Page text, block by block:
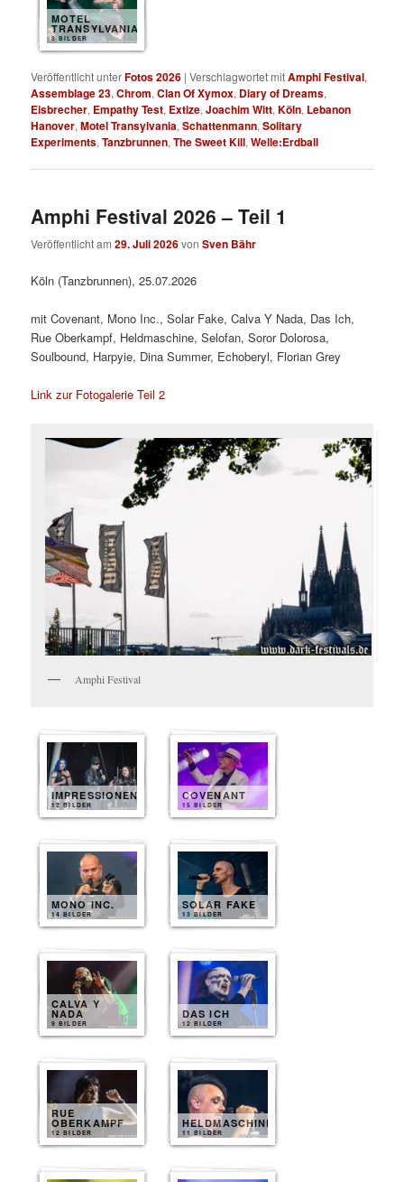
MOTEL
TRANSYLVANIA
8 BILDER
Veröffentlicht unterFotos 2026 |Verschlagwortet mitAmphi Festival,
Assemblage 23,Chrom,Clan Of Xymox, Diary of Dreams,
Eisbrecher, Empathy Test, Extize,Joachim Witt,Köln, Lebanon
Hanover,Motel Transylvania,Schattenmann,Solitary
Experiments,Tanzbrunnen,The Sweet Kill,Welle:Erdball
Amphi Festival 2026 – Teil 1
Veröffentlicht am29. Juli 2026vonSven Bähr
Köln (Tanzbrunnen), 25.07.2026
mit Covenant, Mono Inc., Solar Fake, Calva Y Nada, Das Ich,
Rue Oberkampf, Heldmaschine, Selofan, Soror Dolorosa,
Soulbound, Harpyie, Dina Summer, Echoberyl, Florian Grey
Link zur Fotogalerie Teil 2
Amphi Festival
IMPRESSIONEN
12 BILDER
COVENANT
15 BILDER
MONO INC.
14 BILDER
SOLAR FAKE
13 BILDER
CALVA Y
NADA
9 BILDER
DAS ICH
12 BILDER
RUE
OBERKAMPF
12 BILDER
HELDMASCHINE
11 BILDER